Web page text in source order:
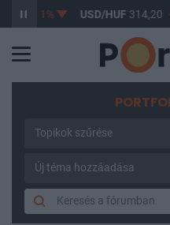
-0,61% USD/HUF 314,20 -
Topikok szűrése
Új téma hozzáadása